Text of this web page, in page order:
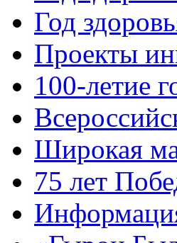
Год
Проекты
100-летие
Широкая
75 лет